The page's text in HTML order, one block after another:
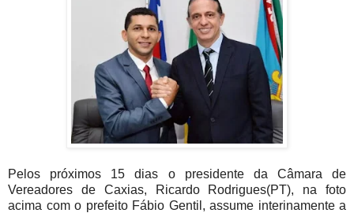
Pelos próximos 15 dias o presidente da Câmara de
Vereadores de Caxias, Ricardo Rodrigues(PT), na foto
acima com o prefeito Fábio Gentil, assume interinamente a